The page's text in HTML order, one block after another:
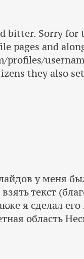
bitter. Sorry for
pages and
profiles/
they also
у меня
текст
я сделал
область